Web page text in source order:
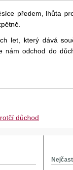
předem, lhůta
let, který dává
nám odchod do
důchod